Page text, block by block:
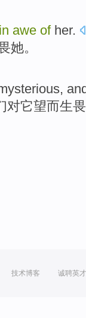
in awe of her.
她。
,
对它望而生畏
技术博客 诚聘英才